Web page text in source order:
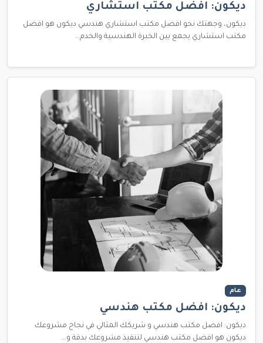
ديكون: افضل مكتب استشاري
ديكون، وجهتك نحو افضل مكتب استشاري هندسي ديكون هو افضل
مكتب استشاري يجمع بين الخبرة الهندسية والخدم...
عام
ديكون: افضل مكتب هندسي
ديكون: افضل مكتب هندسي و شريكك المثالي في نجاح مشروعك
ديكون هو افضل مكتب هندسي لتنفيذ مشروعك بدقة و...